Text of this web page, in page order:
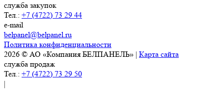
служба закупок
Тел.: +7 (4722) 73 29 44
e-mail
belpanel@belpanel.ru
Политика конфиденциальности
2026 © АО «Компания БЕЛПАНЕЛЬ» | Карта сайта
служба продаж
Тел.: +7 (4722) 73 29 50
|